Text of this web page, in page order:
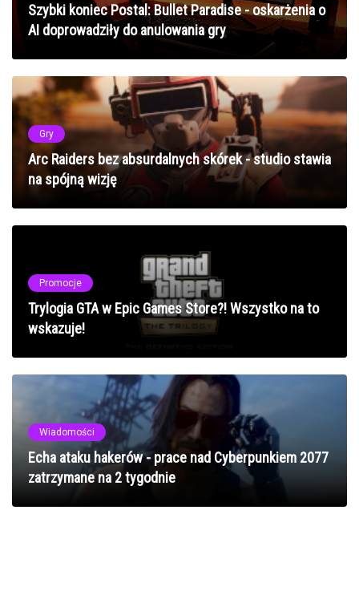
Szybki koniec Postal: Bullet Paradise - oskarżenia o
AI doprowadziły do anulowania gry
Gry
Arc Raiders bez absurdalnych skórek - studio stawia
na spójną wizję
Promocje
Trylogia GTA w Epic Games Store?! Wszystko na to
wskazuje!
Wiadomości
Echa ataku hakerów - prace nad Cyberpunkiem 2077
zatrzymane na 2 tygodnie